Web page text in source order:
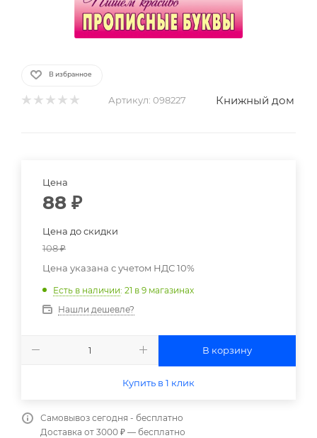
В избранное
Артикул: 098227 Книжный дом
Цена
88 ₽
Цена до скидки
108₽
Цена указана с учетом НДС 10%
Есть в наличии: 21 в 9 магазинах
Нашли дешевле?
В корзину
Купить в 1 клик
Самовывоз сегодня - бесплатно
Доставка от 3000 ₽ — бесплатно